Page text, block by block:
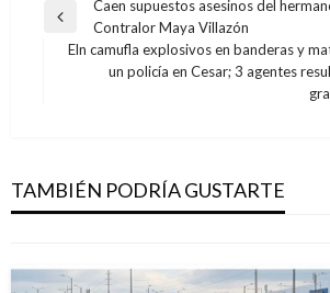
Navegación
entradas
Entrada
anterior
Caen supuestos asesinos del
Contralor Maya Villazón
Entrada
Eln camufla explosivos en banderas y
un policía en Cesar; 3 agentes
TAMBIÉN PODRÍA GUSTARTE
Orientales
Ariel Cabrera miércoles agosto 14, 2019